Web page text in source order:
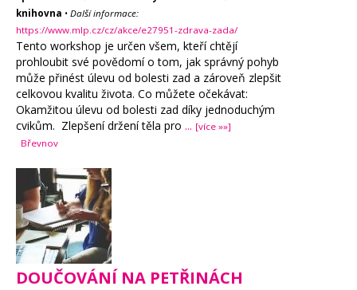
knihovna • Další informace:
https://www.mlp.cz/cz/akce/e27951-zdrava-zada/
Tento workshop je určen všem, kteří chtějí
prohloubit své povědomí o tom, jak správný pohyb
může přinést úlevu od bolesti zad a zároveň zlepšit
celkovou kvalitu života. Co můžete očekávat:
Okamžitou úlevu od bolesti zad díky jednoduchým
cvikům. Zlepšení držení těla pro ... [více »»]
Břevnov
DOUČOVÁNÍ NA PETŘINÁCH